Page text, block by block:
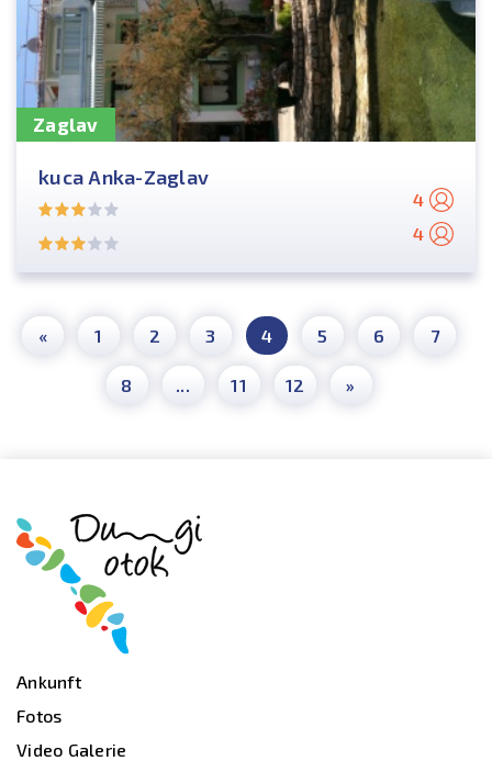
Zaglav
kuca Anka-Zaglav
4
4
« 1 2 3 4 5 6 7
8 ... 11 12 »
Ankunft
Fotos
Video Galerie